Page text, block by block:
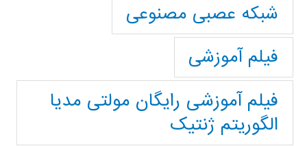
شبکه عصبی مصنوعی
فیلم آموزشی
فیلم آموزشی رایگان مولتی مدیا
الگوریتم ژنتیک